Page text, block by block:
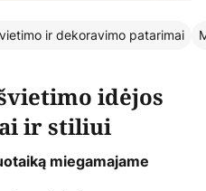
ir dekoravimo patarimai
idėjos
ir stiliui
miegamajame